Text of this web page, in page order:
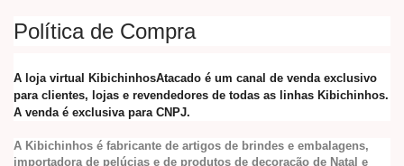
Política de Compra
A loja virtual KibichinhosAtacado é um canal de venda exclusivo
para clientes, lojas e revendedores de todas as linhas Kibichinhos.
A venda é exclusiva para CNPJ.
A Kibichinhos é fabricante de artigos de brindes e embalagens,
importadora de pelúcias e de produtos de decoração de Natal e